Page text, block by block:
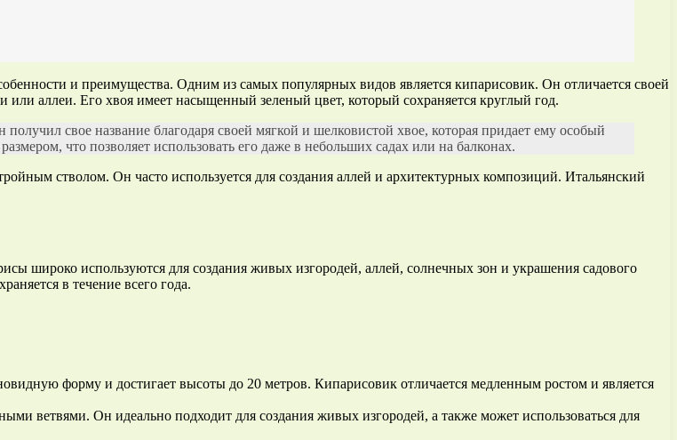
и преимущества. Одним из самых популярных видов является кипарисовик. Он отличается своей
аллеи. Его хвоя имеет насыщенный зеленый цвет, который сохраняется круглый год.
получил свое название благодаря своей мягкой и шелковистой хвое, которая придает ему особый
что позволяет использовать его даже в небольших садах или на балконах.
стволом. Он часто используется для создания аллей и архитектурных композиций. Итальянский
широко используются для создания живых изгородей, аллей, солнечных зон и украшения садового
в течение всего года.
форму и достигает высоты до 20 метров. Кипарисовик отличается медленным ростом и является
ветвями. Он идеально подходит для создания живых изгородей, а также может использоваться для